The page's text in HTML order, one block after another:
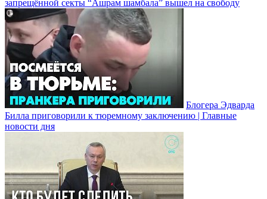
запрещённой секты “Ашрам шамбала” вышел на свободу
Блогера Эдварда
Билла приговорили к тюремному заключению | Главные
новости дня